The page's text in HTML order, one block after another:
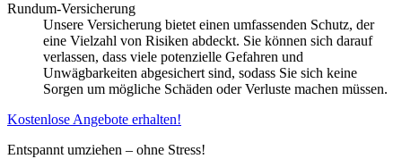
Rundum-Versicherung
Unsere Versicherung bietet einen umfassenden Schutz, der
eine Vielzahl von Risiken abdeckt. Sie können sich darauf
verlassen, dass viele potenzielle Gefahren und
Unwägbarkeiten abgesichert sind, sodass Sie sich keine
Sorgen um mögliche Schäden oder Verluste machen müssen.
Kostenlose Angebote erhalten!
Entspannt umziehen – ohne Stress!